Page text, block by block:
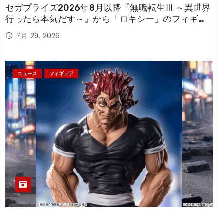
セガプライズ2026年8月以降『無職転生Ⅲ ～異世界
行ったら本気だす～』から「ロキシー」のフィギュ
アが登場！
7月 29, 2026
ニュース フィギュア